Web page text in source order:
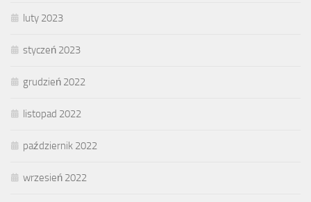
luty 2023
styczeń 2023
grudzień 2022
listopad 2022
październik 2022
wrzesień 2022